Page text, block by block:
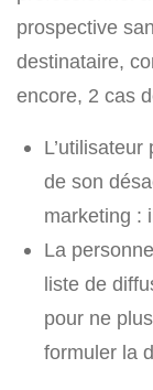
prospective
destinataire,
encore, 2 cas
de son
marketing :
La
liste de
pour ne
formuler la